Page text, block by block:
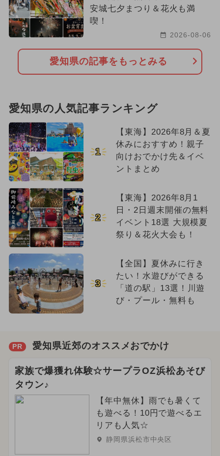
安城七夕まつり＆花火も満
喫！
2026-08-06
愛知県の記事をもっとみる
愛知県の人気記事ランキング
1
【東海】2026年8月＆夏
休みにおすすめ！親子
向けおでかけ先＆イベ
ントまとめ
2
【東海】2026年8月1
日・2日週末開催の無料
イベント18選 大規模夏
祭り＆花火大会も！
3
【全国】夏休みに行き
たい！水遊びができる
「道の駅」13選！川遊
び・プール・無料も
PR 愛知県近郊のオススメおでかけ
家族で爆獲れ体験☆サープラOZ浜松あそび
タウン♪
【年中無休】雨でも暑くて
も遊べる！10円で遊べるエ
リアも人気☆
静岡県浜松市中央区